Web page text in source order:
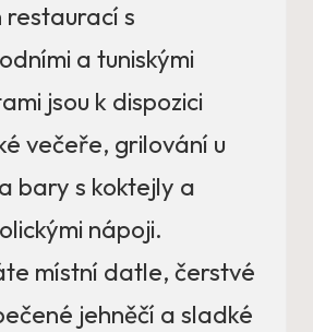
restaurací s
a tuniskými
jsou k dispozici
večeře, grilování u
bary s koktejly a
nápoji.
místní datle, čerstvé
jehněčí a sladké